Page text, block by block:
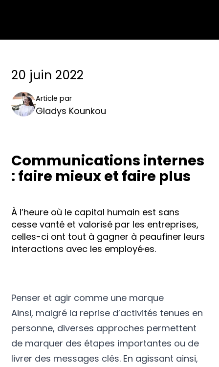
20 juin 2022
Article par
Gladys Kounkou
Communications internes
: faire mieux et faire plus
À l’heure où le capital humain est sans
cesse vanté et valorisé par les entreprises,
celles-ci ont tout à gagner à peaufiner leurs
interactions avec les employé·es.
Penser et agir comme une marque
Ainsi, malgré la reprise d’activités tenues en
personne, diverses approches permettent
de marquer des étapes importantes ou de
livrer des messages clés. En agissant ainsi,